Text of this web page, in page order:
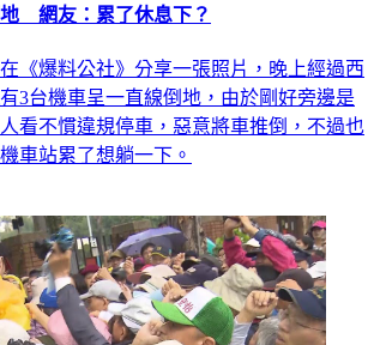
網友：累了休息下？
《爆料公社》分享一張照片，晚上經過西
3台機車呈一直線倒地，由於剛好旁邊是
看不慣違規停車，惡意將車推倒，不過也
車站累了想躺一下。